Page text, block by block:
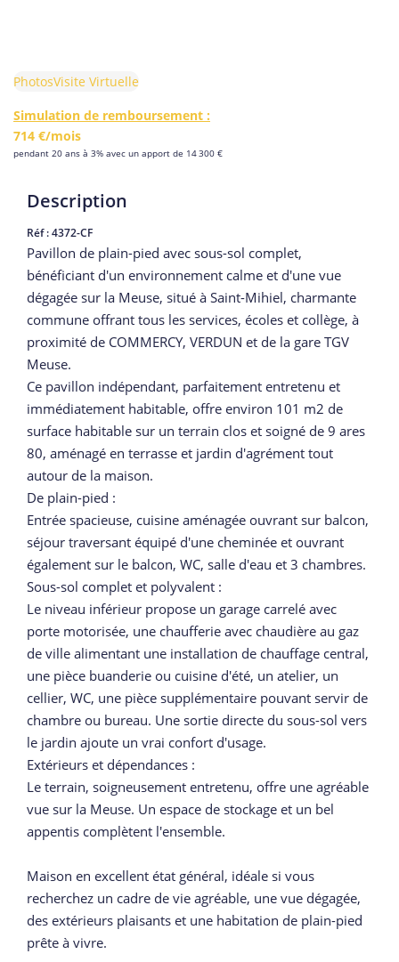
Simulation de remboursement :
714 €/mois
pendant 20 ans à 3% avec un apport de 14 300 €
PhotosVisite Virtuelle
Description
Réf : 4372-CF
Pavillon de plain-pied avec sous-sol complet,
bénéficiant d'un environnement calme et d'une vue
dégagée sur la Meuse, situé à Saint-Mihiel, charmante
commune offrant tous les services, écoles et collège, à
proximité de COMMERCY, VERDUN et de la gare TGV
Meuse.
Ce pavillon indépendant, parfaitement entretenu et
immédiatement habitable, offre environ 101 m2 de
surface habitable sur un terrain clos et soigné de 9 ares
80, aménagé en terrasse et jardin d'agrément tout
autour de la maison.
De plain-pied :
Entrée spacieuse, cuisine aménagée ouvrant sur balcon,
séjour traversant équipé d'une cheminée et ouvrant
également sur le balcon, WC, salle d'eau et 3 chambres.
Sous-sol complet et polyvalent :
Le niveau inférieur propose un garage carrelé avec
porte motorisée, une chaufferie avec chaudière au gaz
de ville alimentant une installation de chauffage central,
une pièce buanderie ou cuisine d'été, un atelier, un
cellier, WC, une pièce supplémentaire pouvant servir de
chambre ou bureau. Une sortie directe du sous-sol vers
le jardin ajoute un vrai confort d'usage.
Extérieurs et dépendances :
Le terrain, soigneusement entretenu, offre une agréable
vue sur la Meuse. Un espace de stockage et un bel
appentis complètent l'ensemble.
Maison en excellent état général, idéale si vous
recherchez un cadre de vie agréable, une vue dégagée,
des extérieurs plaisants et une habitation de plain-pied
prête à vivre.